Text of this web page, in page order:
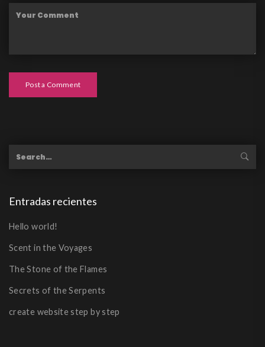
Post a Comment
Entradas recientes
Hello world!
Scent in the Voyages
The Stone of the Flames
Secrets of the Serpents
create website step by step